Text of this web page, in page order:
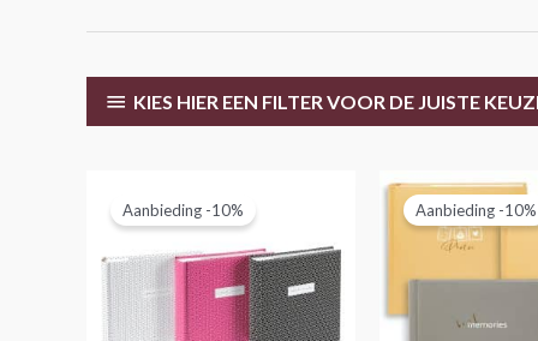
KIES HIER EEN FILTER VOOR DE JUISTE
Aanbieding -10%
was:
is:
Aanbieding -10%
prijs
was:
€44,95.
prijs
is: